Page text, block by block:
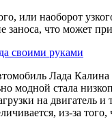
или наоборот
заноса, что может
Лада
модной стала
на двигатель
из-за